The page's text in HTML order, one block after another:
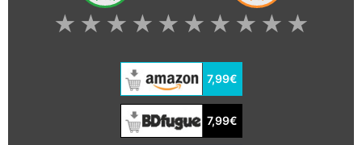
★
★
★
★
★
★
★
★
★
★
7,99€
7,99€